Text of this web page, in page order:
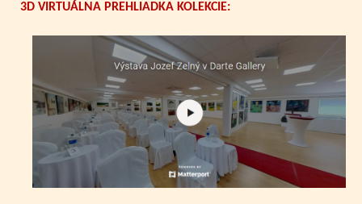
3D VIRTUÁLNA PREHLIADKA KOLEKCIE: